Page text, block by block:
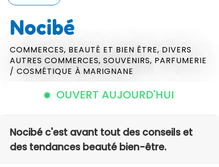
Nocibé
COMMERCES, BEAUTÉ ET BIEN ÊTRE, DIVERS
AUTRES COMMERCES, SOUVENIRS, PARFUMERIE
/ COSMÉTIQUE À MARIGNANE
OUVERT AUJOURD'HUI
Nocibé c'est avant tout des conseils et
des tendances beauté bien-être.